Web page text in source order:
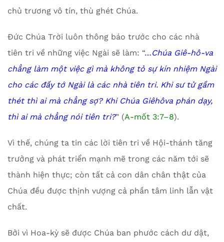
chủ trương vô tín, thù ghét Chúa.
Đức Chúa Trời luôn thông báo trước cho các nhà
tiên tri về những việc Ngài sẽ làm: “…Chúa Giê-hô-va
chẳng làm một việc gì mà không tỏ sự kín nhiệm Ngài
cho các đầy tớ Ngài là các nhà tiên tri. Khi sư tử gầm
thét thì ai mà chẳng sợ? Khi Chúa Giêhôva phán dạy,
thì ai mà chẳng nói tiên tri?” (A-mốt 3:7–8).
Vì thế, chúng ta tin các lời tiên tri về Hội-thánh tăng
trưởng và phát triển mạnh mẽ trong các năm tới sẽ
thành hiện thực; còn tất cả con dân chân thật của
Chúa đều được thịnh vượng cả phần tâm linh lẫn vật
chất.
Bởi vì Hoa-kỳ sẽ được Chúa ban phước cách dư dật,